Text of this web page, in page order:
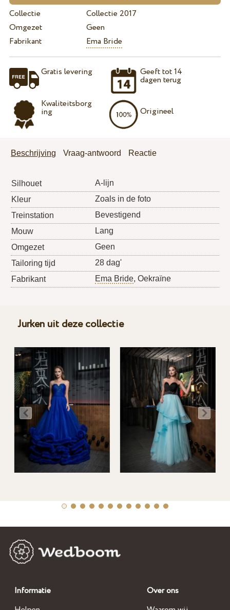
Collectie
Collectie 2017
Omgezet
Geen
Fabrikant
Ema Bride
Gratis levering
Kwaliteitsborg
ing
Geeft tot 14
dagen terug
Origineel
Beschrijving Vraag-antwoord Reactie
Silhouet
A-lijn
Kleur
Zoals in de foto
Treinstation
Bevestigend
Mouw
Lang
Omgezet
Geen
Tailoring tijd
28 dag'
Fabrikant
Ema Bride, Oekraïne
Jurken uit deze collectie
Informatie
Over ons